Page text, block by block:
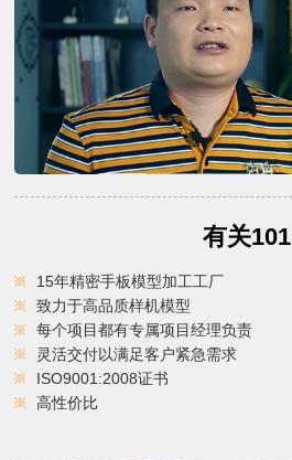
有关101
15年精密手板模型加工工厂
致力于高品质样机模型
每个项目都有专属项目经理负责
灵活交付以满足客户紧急需求
ISO9001:2008证书
高性价比